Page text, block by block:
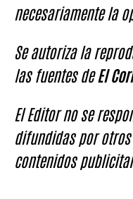
necesariamente la
Se autoriza la
las fuentes deEl
El Editor no se
difundidas por
contenidos